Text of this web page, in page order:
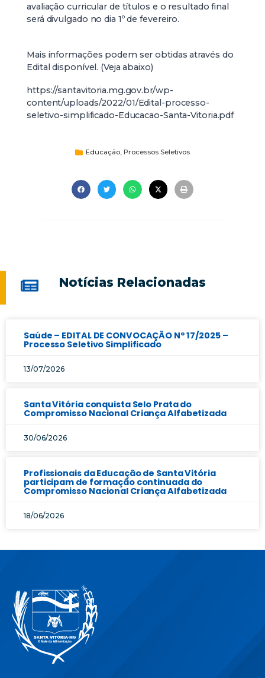
avaliação curricular de títulos e o resultado final
será divulgado no dia 1º de fevereiro.
Mais informações podem ser obtidas através do
Edital disponível. (Veja abaixo)
https://santavitoria.mg.gov.br/wp-
content/uploads/2022/01/Edital-processo-
seletivo-simplificado-Educacao-Santa-Vitoria.pdf
Educação, Processos Seletivos
Notícias Relacionadas
Saúde – EDITAL DE CONVOCAÇÃO Nº 17/2025 –
Processo Seletivo Simplificado
13/07/2026
Santa Vitória conquista Selo Prata do
Compromisso Nacional Criança Alfabetizada
30/06/2026
Profissionais da Educação de Santa Vitória
participam de formação continuada do
Compromisso Nacional Criança Alfabetizada
18/06/2026